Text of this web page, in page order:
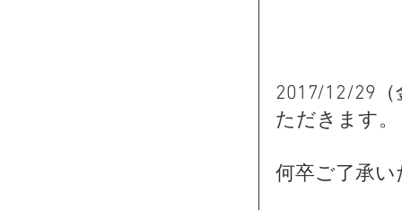
2017/12/29
ただきます。
何卒ご了承